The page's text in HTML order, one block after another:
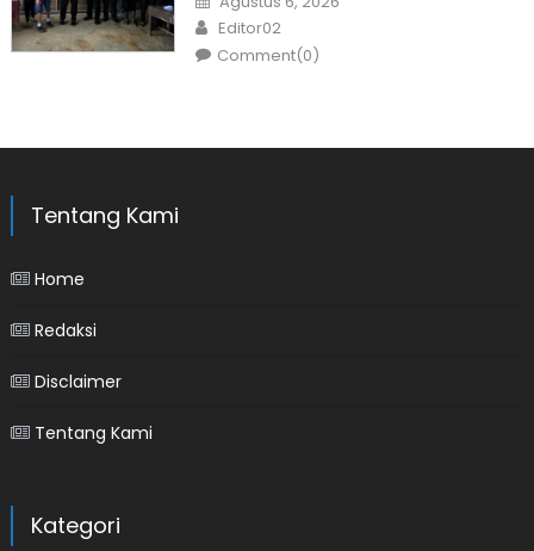
on
Author
Editor02
Comment(0)
Tentang Kami
Home
Redaksi
Disclaimer
Tentang Kami
Kategori